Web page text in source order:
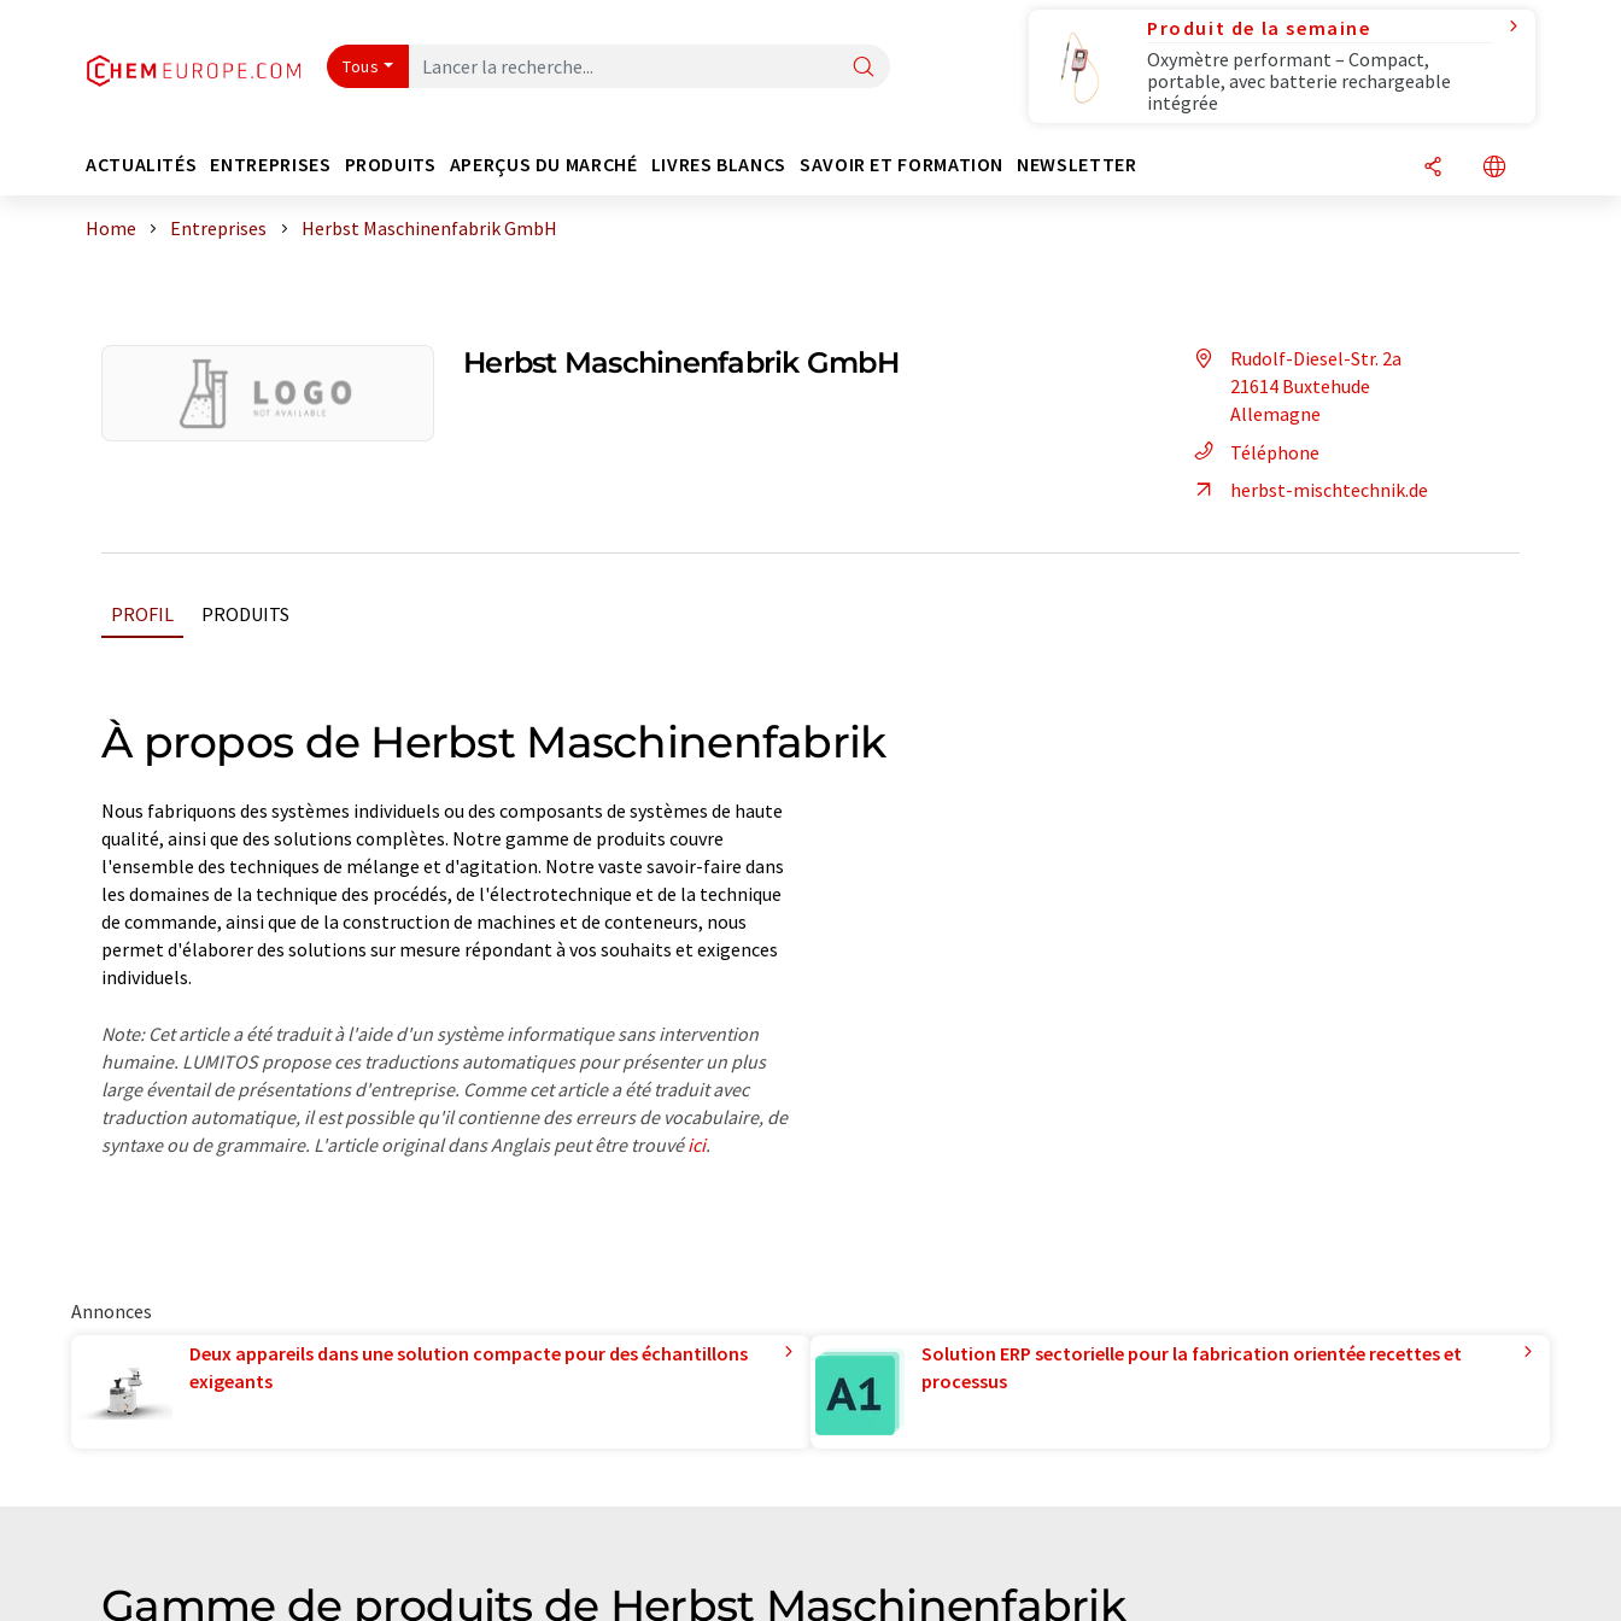
Tous
Produit de la semaine
Oxymètre performant – Compact,
portable, avec batterie rechargeable
intégrée
ACTUALITÉS ENTREPRISES PRODUITS APERÇUS DU MARCHÉ LIVRES BLANCS SAVOIR ET FORMATION NEWSLETTER
Home Entreprises Herbst Maschinenfabrik GmbH
Herbst Maschinenfabrik GmbH
Rudolf-Diesel-Str. 2a
21614 Buxtehude
Allemagne
Téléphone
herbst-mischtechnik.de
PROFIL PRODUITS
À propos de Herbst Maschinenfabrik
Nous fabriquons des systèmes individuels ou des composants de systèmes de haute
qualité, ainsi que des solutions complètes. Notre gamme de produits couvre
l'ensemble des techniques de mélange et d'agitation. Notre vaste savoir-faire dans
les domaines de la technique des procédés, de l'électrotechnique et de la technique
de commande, ainsi que de la construction de machines et de conteneurs, nous
permet d'élaborer des solutions sur mesure répondant à vos souhaits et exigences
individuels.
Note: Cet article a été traduit à l'aide d'un système informatique sans intervention
humaine. LUMITOS propose ces traductions automatiques pour présenter un plus
large éventail de présentations d'entreprise. Comme cet article a été traduit avec
traduction automatique, il est possible qu'il contienne des erreurs de vocabulaire, de
syntaxe ou de grammaire. L'article original dans Anglais peut être trouvéici.
Annonces
Deux appareils dans une solution compacte pour des échantillons
exigeants
Solution ERP sectorielle pour la fabrication orientée recettes et
processus
Gamme de produits de Herbst Maschinenfabrik